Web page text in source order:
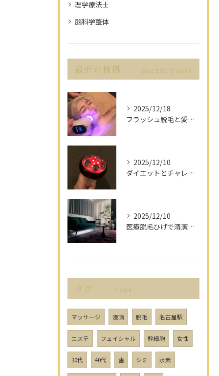
理学療法士
脳科学整体
最近の投稿 Recent Posts
2025/12/18
フラッシュ脱毛と愛知県名古屋市の最新脱毛事情で理想の美肌を目指す方法
2025/12/10
ダイエットとチャレンジを愛知県名古屋市で楽しみながら成功させるポイント解説
2025/12/10
医療脱毛ひげで清潔感アップを目指す男性へ愛知県名古屋市のヒゲ脱毛で選ぶべきポイント
タグ Tags
マッサージ 漫画 脱毛 名古屋駅
エステ フェイシャル 幹細胞 女性
30代 40代 歯 シミ 水素